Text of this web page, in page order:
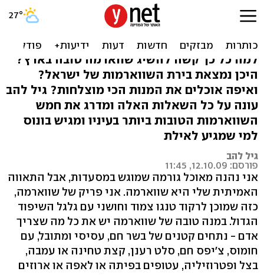
מסתובבים: השווארמות
הטובות בארץ
למה כל כך קשה להשיג שווארמה טובה בארץ?
היכן נמצאת בירת השווארמות של ישראל?
ואיפה אוכלים את המנות הכי מוצלחות? גיל להב
עונה על כל השאלות האלה ומדרג את חמש
השווארמות הטובות ביותר בעיניו ומגיש בונוס
למי שמגיע לאילת
גיל להב
פורסם: 12.10.09, 11:45
אני נהנה מאוכל גורמה שמוגש במסעדות, אבל התאווה
האמיתית שלי היא שווארמה. אני פריק של שווארמה,
כזה שמוכן לרקוד טנגו צמוד וחושני עם גלגל השיפוד
הגדול. במנה טובה של שווארמה יש את כל מה שצריך
אדם - נתחים קטנים של בשר חם, עסיסי ומתובל, עם
חומוס, צ'יפס חם, סלט רענן, קצת טחינה או עמבה,
בצל ופטרוזיליה, עטופים בפיתה או לאפה או ארוזים